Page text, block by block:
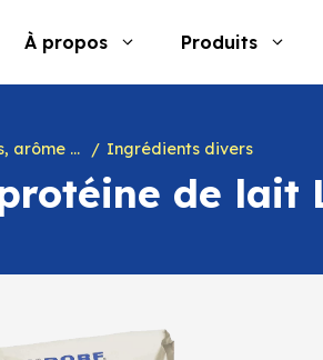
À propos Produits
en caséine et divers Ingrédients divers
de lait